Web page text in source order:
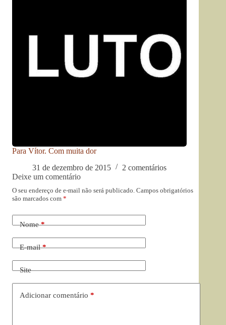
Para Vítor. Com muita dor
31 de dezembro de 2015
2 comentários
Deixe um comentário
O seu endereço de e-mail não será publicado. Campos obrigatórios
são marcados com *
Nome*
E-mail*
Site
Adicionar comentário *